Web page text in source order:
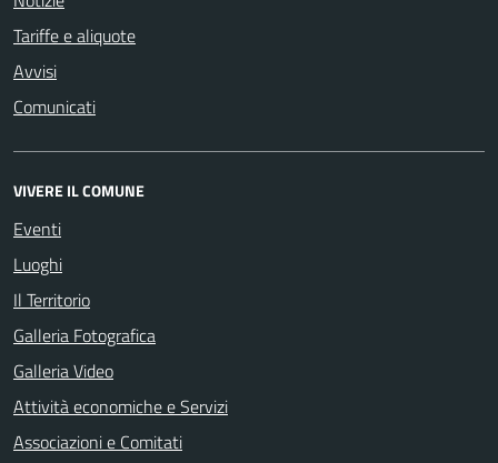
Tariffe e aliquote
Avvisi
Comunicati
VIVERE IL COMUNE
Eventi
Luoghi
Il Territorio
Galleria Fotografica
Galleria Video
Attività economiche e Servizi
Associazioni e Comitati